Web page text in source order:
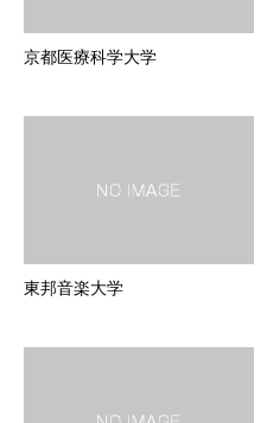
京都医療科学大学
東邦音楽大学